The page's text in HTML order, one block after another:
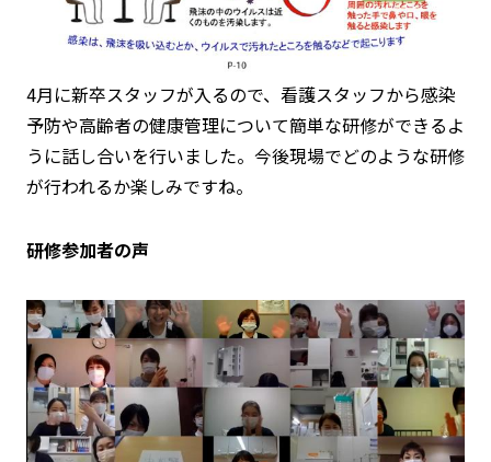
4月に新卒スタッフが入るので、看護スタッフから感染
予防や高齢者の健康管理について簡単な研修ができるよ
うに話し合いを行いました。今後現場でどのような研修
が行われるか楽しみですね。
研修参加者の声